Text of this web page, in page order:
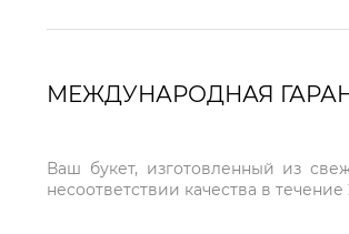
МЕЖДУНАРОДНАЯ
Ваш букет, изготовленный из
несоответствии качества в течение